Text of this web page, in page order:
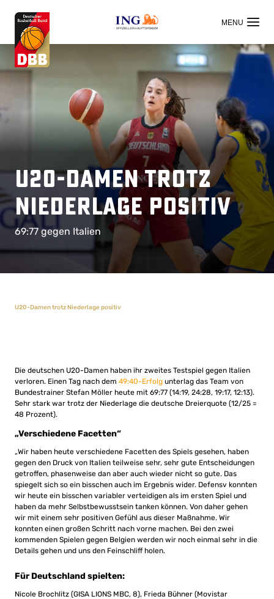
OFFIZIELLER HAUPTSPONSOR
U20-Damen trotz
Niederlage positiv
69:77 gegen Italien
U20-Damen trotz Niederlage positiv
Die deutschen U20-Damen haben ihr zweites Testspiel gegen Italien
verloren. Einen Tag nach dem 49:40-Erfolg unterlag das Team von
Bundestrainer Stefan Möller heute mit 69:77 (14:19, 24:28, 19:17, 12:13).
Sehr stark war trotz der Niederlage die deutsche Dreierquote (12/25 =
48 Prozent).
„Verschiedene Facetten“
„Wir haben heute verschiedene Facetten des Spiels gesehen, haben
gegen den Druck von Italien teilweise sehr, sehr gute Entscheidungen
getroffen, phasenweise dan aber auch wieder nicht so gute. Das
spiegelt sich so ein bisschen auch im Ergebnis wider. Defensv konnten
wir heute ein bisschen variabler verteidigen als im ersten Spiel und
haben da mehr Selbstbewusstsein tanken können. Von daher gehen
wir mit einem sehr positiven Gefühl aus dieser Maßnahme. Wir
konnten einen großen Schritt nach vorne machen. Bei den zwei
kommenden Spielen gegen Belgien werden wir noch einmal sehr in die
Details gehen und uns den Feinschliff holen.
Für Deutschland spielten:
Nicole Brochlitz (GISA LIONS MBC, 8), Frieda Bühner (Movistar